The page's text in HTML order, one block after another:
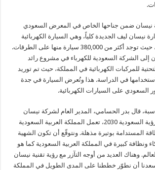
نيسان ضمن جناحها الخاص في المعرض السعودي
نيسان ليف الجديدة كلياً، وهي السيارة الكهربائية
الأكثر مبيعاً في العالم، حيث توجد أكثر من 380,000 سيارة منها على الطرقات.
إلى الشركة السعودية للكهرباء في مشروع رائد
للمركبات الكهربائية في المملكة، حيث تم توريد
في الدراسة. هذا وتُعرض السيارة في جدة
السعودي على السيارات الكهربائية.
قال بدر الحسامي، المدير العام لشركة نيسان
السعودية: “من خلال رؤية السعودية 2030، تعمل المملكة العربية السعودية
المستدامة بوتيرة مذهلة. ونتوقّع أن تكون الشهية
ونظافة كبيرة في المملكة العربية السعودية كما هو
وهناك العديد من أوجه التآزر مع رؤية تقنية نيسان
أن نطوّر خططنا على المدى الطويل في المملكة